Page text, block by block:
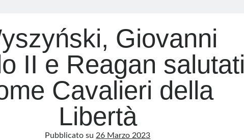
Giovanni
II e Reagan salutati
Cavalieri della
Libertà
Pubblicato su 26 Marzo 2023